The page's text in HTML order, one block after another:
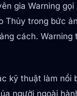
gia Warning gọi
Thủy trong bức
cách.
kỹ thuật làm
người ngoài